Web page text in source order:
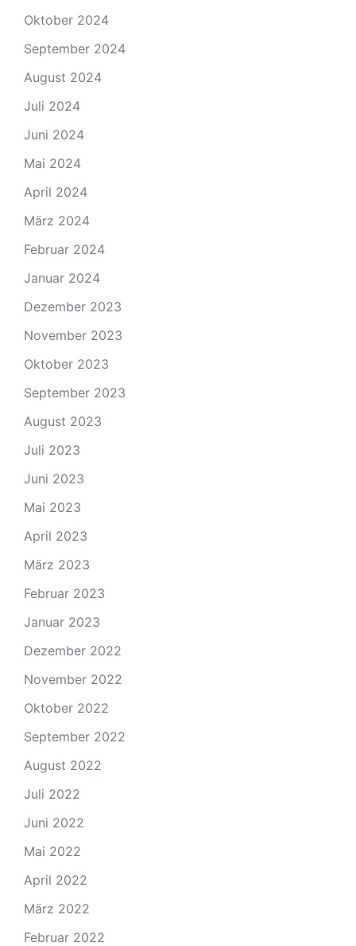
Oktober 2024
September 2024
August 2024
Juli 2024
Juni 2024
Mai 2024
April 2024
März 2024
Februar 2024
Januar 2024
Dezember 2023
November 2023
Oktober 2023
September 2023
August 2023
Juli 2023
Juni 2023
Mai 2023
April 2023
März 2023
Februar 2023
Januar 2023
Dezember 2022
November 2022
Oktober 2022
September 2022
August 2022
Juli 2022
Juni 2022
Mai 2022
April 2022
März 2022
Februar 2022